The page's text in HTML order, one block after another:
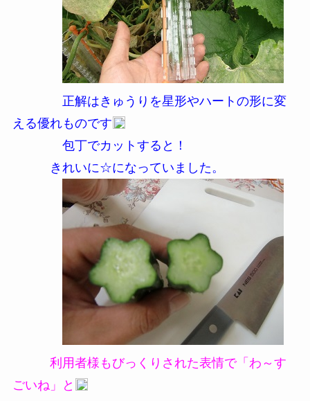
正解はきゅうりを星形やハートの形に変
える優れものです
包丁でカットすると！
きれいに☆になっていました。
利用者様もびっくりされた表情で「わ～す
ごいね」と